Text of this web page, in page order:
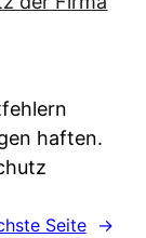
haften.
Seite →